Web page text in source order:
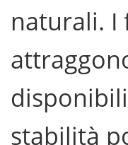
naturali. I
stabilità